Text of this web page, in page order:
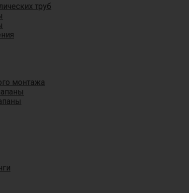
труб
монтажа